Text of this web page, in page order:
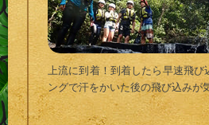
上流に到着！到着したら早速飛
ングで汗をかいた後の飛び込みが